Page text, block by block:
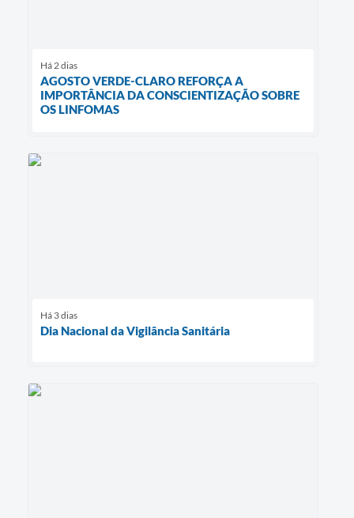
Há 2 dias
AGOSTO VERDE-CLARO REFORÇA A
IMPORTÂNCIA DA CONSCIENTIZAÇÃO SOBRE
OS LINFOMAS
Há 3 dias
Dia Nacional da Vigilância Sanitária